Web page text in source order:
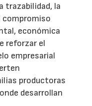
trazabilidad, la
compromiso
económica
reforzar el
empresarial
productoras
desarrollan